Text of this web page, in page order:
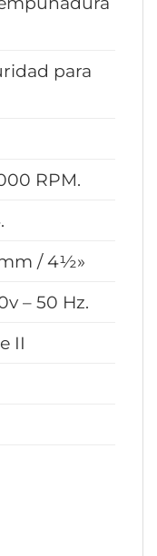
para
RPM.
mm / 4½»
– 50 Hz.
II